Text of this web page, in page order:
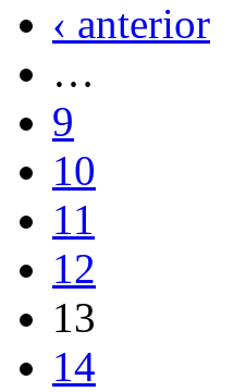
‹ anterior
…
9
10
11
12
13
14